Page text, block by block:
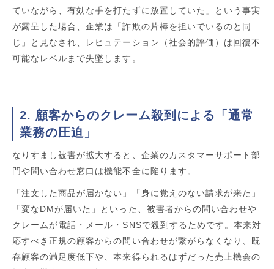
ていながら、有効な手を打たずに放置していた」という事実
が露呈した場合、企業は「詐欺の片棒を担いでいるのと同
じ」と見なされ、レピュテーション（社会的評価）は回復不
可能なレベルまで失墜します。
2. 顧客からのクレーム殺到による「通常
業務の圧迫」
なりすまし被害が拡大すると、企業のカスタマーサポート部
門や問い合わせ窓口は機能不全に陥ります。
「注文した商品が届かない」「身に覚えのない請求が来た」
「変なDMが届いた」といった、被害者からの問い合わせや
クレームが電話・メール・SNSで殺到するためです。本来対
応すべき正規の顧客からの問い合わせが繋がらなくなり、既
存顧客の満足度低下や、本来得られるはずだった売上機会の